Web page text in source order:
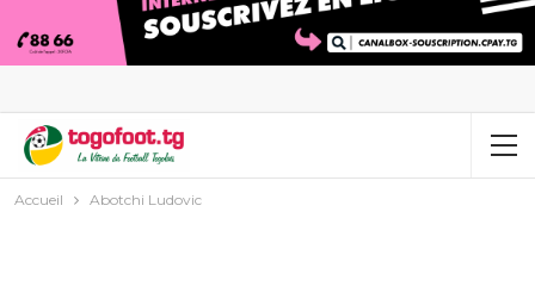
Accueil Abotchi Ludovic